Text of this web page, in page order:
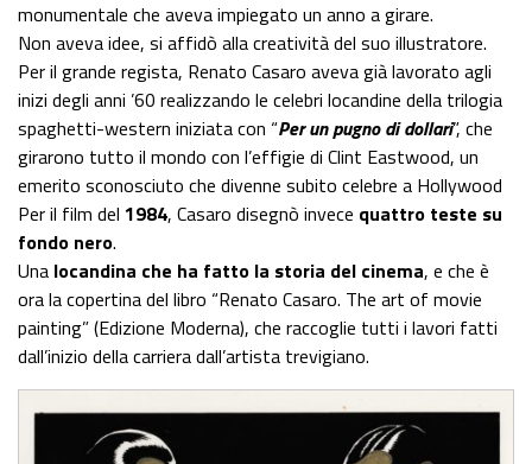
monumentale che aveva impiegato un anno a girare.
Non aveva idee, si affidò alla creatività del suo illustratore.
Per il grande regista, Renato Casaro aveva già lavorato agli
inizi degli anni ’60 realizzando le celebri locandine della trilogia
spaghetti-western iniziata con “Per un pugno di dollari”, che
girarono tutto il mondo con l’effigie di Clint Eastwood, un
emerito sconosciuto che divenne subito celebre a Hollywood
Per il film del 1984, Casaro disegnò invece quattro teste su
fondo nero.
Una locandina che ha fatto la storia del cinema, e che è
ora la copertina del libro “Renato Casaro. The art of movie
painting” (Edizione Moderna), che raccoglie tutti i lavori fatti
dall’inizio della carriera dall’artista trevigiano.